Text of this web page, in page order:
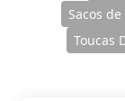
Sacos
Toucas